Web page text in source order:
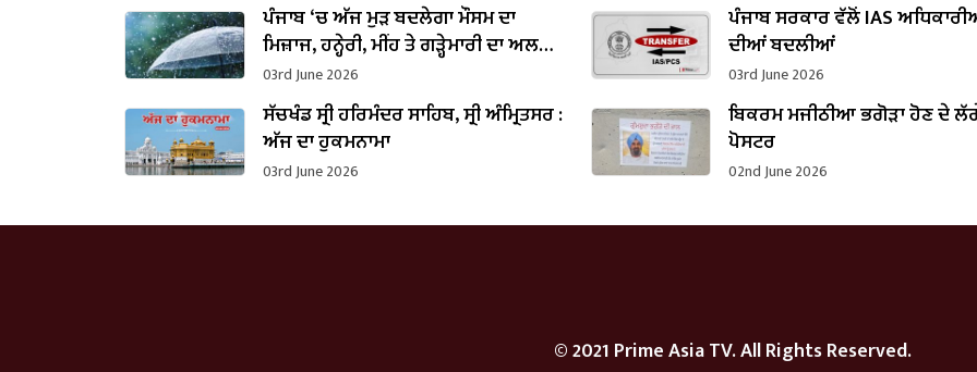
ਪੰਜਾਬ ‘ਚ ਅੱਜ ਮੁੜ ਬਦਲੇਗਾ ਮੌਸਮ ਦਾ
ਮਿਜ਼ਾਜ, ਹਨ੍ਹੇਰੀ, ਮੀਂਹ ਤੇ ਗੜ੍ਹੇਮਾਰੀ ਦਾ ਅਲਰਟ
ਜਾਰੀ
03rd June 2026
ਪੰਜਾਬ ਸਰਕਾਰ ਵੱਲੋਂ IAS
ਦੀਆਂ ਬਦਲੀਆਂ
03rd June 2026
ਸੱਚਖੰਡ ਸ੍ਰੀ ਹਰਿਮੰਦਰ ਸਾਹਿਬ, ਸ੍ਰੀ ਅੰਮ੍ਰਿਤਸਰ :
ਅੱਜ ਦਾ ਹੁਕਮਨਾਮਾ
03rd June 2026
ਬਿਕਰਮ ਮਜੀਠੀਆ ਭਗੋੜਾ ਹੋਣ ਦੇ
ਪੋਸਟਰ
02nd June 2026
© 2021 Prime Asia TV. All Rights Reserved.